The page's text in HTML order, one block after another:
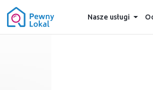
Nasze usługi